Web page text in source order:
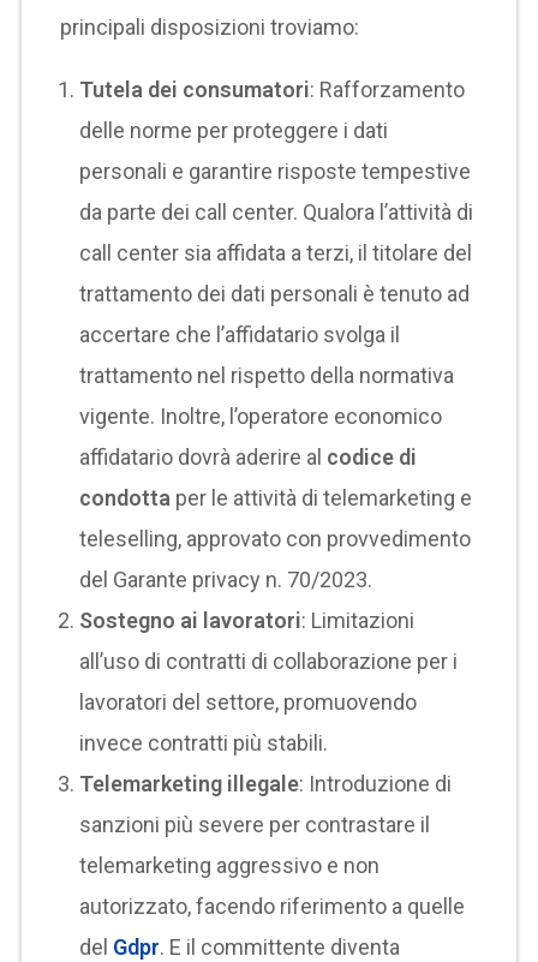
principali disposizioni troviamo:
Tutela dei consumatori: Rafforzamento
delle norme per proteggere i dati
personali e garantire risposte tempestive
da parte dei call center. Qualora l’attività di
call center sia affidata a terzi, il titolare del
trattamento dei dati personali è tenuto ad
accertare che l’affidatario svolga il
trattamento nel rispetto della normativa
vigente. Inoltre, l’operatore economico
affidatario dovrà aderire al codice di
condotta per le attività di telemarketing e
teleselling, approvato con provvedimento
del Garante privacy n. 70/2023.
Sostegno ai lavoratori: Limitazioni
all’uso di contratti di collaborazione per i
lavoratori del settore, promuovendo
invece contratti più stabili.
Telemarketing illegale: Introduzione di
sanzioni più severe per contrastare il
telemarketing aggressivo e non
autorizzato, facendo riferimento a quelle
del Gdpr. E il committente diventa